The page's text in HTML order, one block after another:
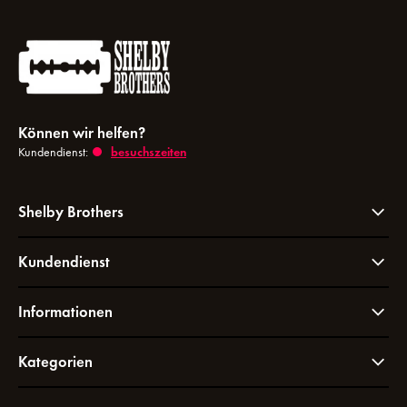
Können wir helfen?
Kundendienst: besuchszeiten
Shelby Brothers
Kundendienst
Informationen
Kategorien